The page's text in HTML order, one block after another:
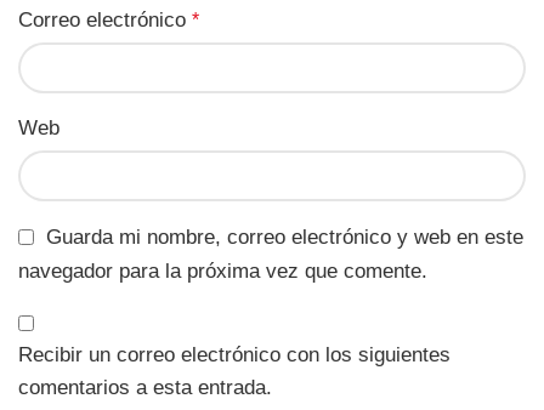
Correo electrónico *
Web
Guarda mi nombre, correo electrónico y web en este
navegador para la próxima vez que comente.
Recibir un correo electrónico con los siguientes
comentarios a esta entrada.